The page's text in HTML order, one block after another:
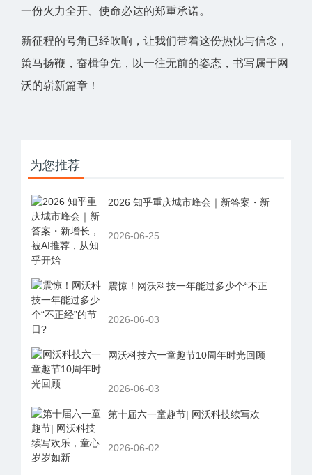
一份火力全开、使命必达的郑重承诺。
新征程的号角已经吹响，让我们带着这份热忱与信念，
策马扬鞭，奋楫争先，以一往无前的姿态，书写属于网
沃的崭新篇章！
为您推荐
2026 知乎重庆城市峰会｜新答案・新
2026-06-25
震惊！网沃科技一年能过多少个“不正
2026-06-03
网沃科技六一童趣节10周年时光回顾
2026-06-03
第十届六一童趣节| 网沃科技续写欢
2026-06-02